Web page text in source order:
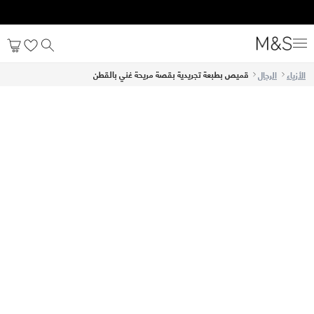
الأزياء الرجال قميص بطبعة تجريدية بقصة مريحة غني بالقطن